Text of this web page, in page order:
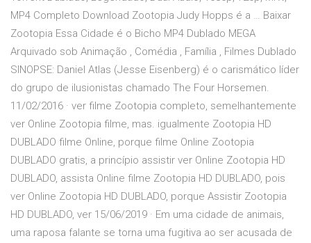
MP4 Completo Download Zootopia Judy Hopps é a … Baixar
Zootopia Essa Cidade é o Bicho MP4 Dublado MEGA
Arquivado sob Animação , Comédia , Família , Filmes Dublado
SINOPSE: Daniel Atlas (Jesse Eisenberg) é o carismático líder
do grupo de ilusionistas chamado The Four Horsemen.
11/02/2016 · ver filme Zootopia completo, semelhantemente
ver Online Zootopia filme, mas. igualmente Zootopia HD
DUBLADO filme Online, porque filme Online Zootopia
DUBLADO gratis, a princípio assistir ver Online Zootopia HD
DUBLADO, assista Online filme Zootopia HD DUBLADO, pois
ver Online Zootopia HD DUBLADO, porque Assistir Zootopia
HD DUBLADO, ver 15/06/2019 · Em uma cidade de animais,
uma raposa falante se torna uma fugitiva ao ser acusada de